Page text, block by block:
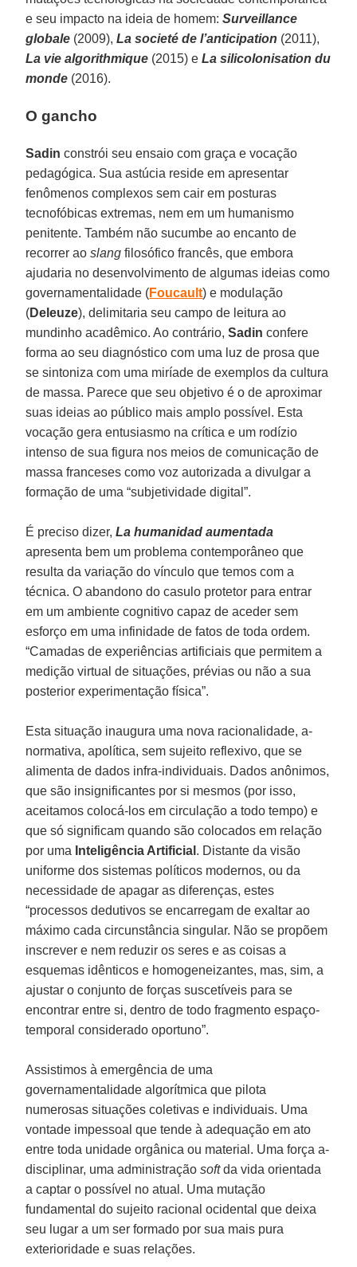
e seu impacto na ideia de homem:Surveillance
globale (2009),La societé de l’anticipation (2011),
La vie algorithmique (2015) e La silicolonisation du
monde (2016).
O gancho
Sadin constrói seu ensaio com graça e vocação
pedagógica. Sua astúcia reside em apresentar
fenômenos complexos sem cair em posturas
tecnofóbicas extremas, nem em um humanismo
penitente. Também não sucumbe ao encanto de
recorrer aoslang filosófico francês, que embora
ajudaria no desenvolvimento de algumas ideias como
governamentalidade (Foucault) e modulação
(Deleuze), delimitaria seu campo de leitura ao
mundinho acadêmico. Ao contrário,Sadin confere
forma ao seu diagnóstico com uma luz de prosa que
se sintoniza com uma miríade de exemplos da cultura
de massa. Parece que seu objetivo é o de aproximar
suas ideias ao público mais amplo possível. Esta
vocação gera entusiasmo na crítica e um rodízio
intenso de sua figura nos meios de comunicação de
massa franceses como voz autorizada a divulgar a
formação de uma “subjetividade digital”.
É preciso dizer,La humanidad aumentada
apresenta bem um problema contemporâneo que
resulta da variação do vínculo que temos com a
técnica. O abandono do casulo protetor para entrar
em um ambiente cognitivo capaz de aceder sem
esforço em uma infinidade de fatos de toda ordem.
“Camadas de experiências artificiais que permitem a
medição virtual de situações, prévias ou não a sua
posterior experimentação física”.
Esta situação inaugura uma nova racionalidade, a-
normativa, apolítica, sem sujeito reflexivo, que se
alimenta de dados infra-individuais. Dados anônimos,
que são insignificantes por si mesmos (por isso,
aceitamos colocá-los em circulação a todo tempo) e
que só significam quando são colocados em relação
por uma Inteligência Artificial . Distante da visão
uniforme dos sistemas políticos modernos, ou da
necessidade de apagar as diferenças, estes
“processos dedutivos se encarregam de exaltar ao
máximo cada circunstância singular. Não se propõem
inscrever e nem reduzir os seres e as coisas a
esquemas idênticos e homogeneizantes, mas, sim, a
ajustar o conjunto de forças suscetíveis para se
encontrar entre si, dentro de todo fragmento espaço-
temporal considerado oportuno”.
Assistimos à emergência de uma
governamentalidade algorítmica que pilota
numerosas situações coletivas e individuais. Uma
vontade impessoal que tende à adequação em ato
entre toda unidade orgânica ou material. Uma força a-
disciplinar, uma administraçãosoftda vida orientada
a captar o possível no atual. Uma mutação
fundamental do sujeito racional ocidental que deixa
seu lugar a um ser formado por sua mais pura
exterioridade e suas relações.